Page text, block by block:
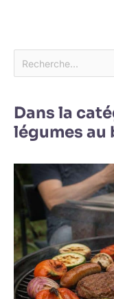
Dans la
légumes au